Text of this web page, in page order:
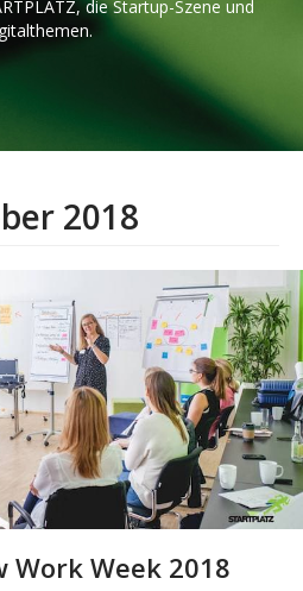
die Startup-Szene und
2018
Work Week 2018